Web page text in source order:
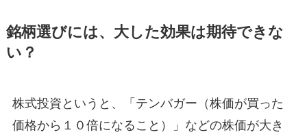
銘柄選びには、大した効果は期待できな
い？
株式投資というと、「テンバガー（株価が買った
価格から１０倍になること）」などの株価が大き